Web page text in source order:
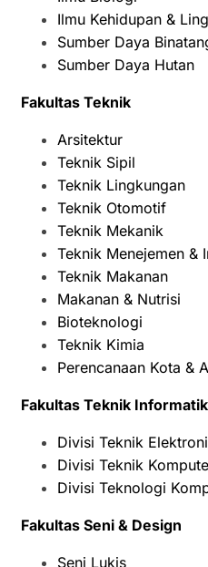
Ilmu Kehidupan &
Sumber Daya
Sumber Daya Hutan
Fakultas Teknik
Arsitektur
Teknik Sipil
Teknik Lingkungan
Teknik Otomotif
Teknik Mekanik
Teknik Menejemen &
Teknik Makanan
Makanan & Nutrisi
Bioteknologi
Teknik Kimia
Perencanaan Kota &
Fakultas Teknik
Divisi Teknik
Divisi Teknik
Divisi Teknologi
Fakultas Seni & Design
Seni Lukis